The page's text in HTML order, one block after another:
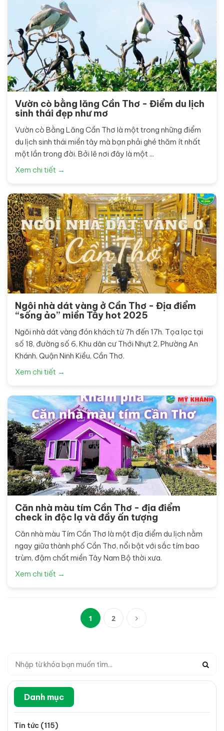
Vườn cò bằng lăng Cần Thơ - Điểm du lịch
sinh thái đẹp như mơ
Vườn cò Bằng Lăng Cần Thơ là một trong những điểm
du lịch sinh thái miền tây mà bạn phải ghé thăm ít nhất
một lần trong đời. Bởi lẽ nơi đây là một ...
Xem chi tiết →
Ngôi nhà dát vàng ở Cần Thơ - Địa điểm
“sống ảo” miền Tây hot 2025
Ngôi nhà dát vàng đón khách từ 7h đến 17h. Tọa lạc tại
số 18, đường số 6, Khu dân cư Thới Nhựt 2, Phường An
Khánh, Quận Ninh Kiều, Cần Thơ.
Xem chi tiết →
Căn nhà màu tím Cần Thơ - địa điểm
check in độc lạ và đầy ấn tượng
Căn nhà màu Tím Cần Thơ là một địa điểm du lịch nằm
ngay giữa thành phố Cần Thơ, nổi bật với sắc tím bao
trùm, đậm chất miền Tây Nam Bộ thời xưa.
Xem chi tiết →
1(current)
2
Danh mục
Tin tức (115)